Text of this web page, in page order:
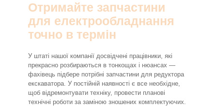
Отримайте запчастини
для електрообладнання
точно в термін
У штаті нашої компанії досвідчені працівники, які
прекрасно розбираються в тонкощах і нюансах —
фахівець підбере потрібні запчастини для редуктора
екскаватора. У постійній наявності є все необхідне,
щоб відремонтувати техніку, провести планові
технічні роботи за заміною зношених комплектуючих.